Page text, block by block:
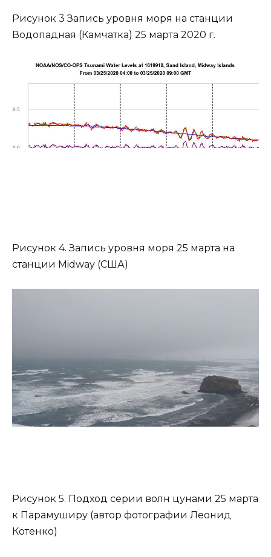
Рисунок 3 Запись уровня моря на станции
Водопадная (Камчатка) 25 марта 2020 г.
Рисунок 4. Запись уровня моря 25 марта на
станции Midway (США)
Рисунок 5. Подход серии волн цунами 25 марта
к Парамуширу (автор фотографии Леонид
Котенко)